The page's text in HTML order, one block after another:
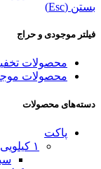
بستن (Esc)
فیلتر موجودی و حراج
محصولات
محصولات
دسته‌های محصولات
پاکت
۱ کیلویی